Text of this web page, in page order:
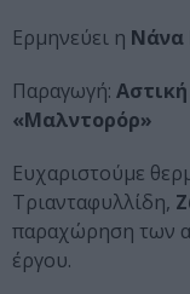
Ερμηνεύει η Νάνα
Παραγωγή:
«Μαλντορόρ»
Ευχαριστούμε
Τριανταφυλλίδη,
παραχώρηση των
έργου.